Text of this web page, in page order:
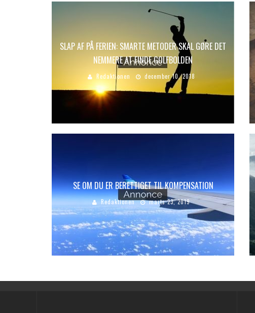
SLAP AF PÅ FERIEN: SMARTE METODER SKAL GØRE DET
NEMMERE AT FINDE GOLFBOLDEN
Redaktionen december 10, 2018
SE OM DU ER BERETTIGET TIL KOMPENSATION
Redaktionen marts 23, 2019